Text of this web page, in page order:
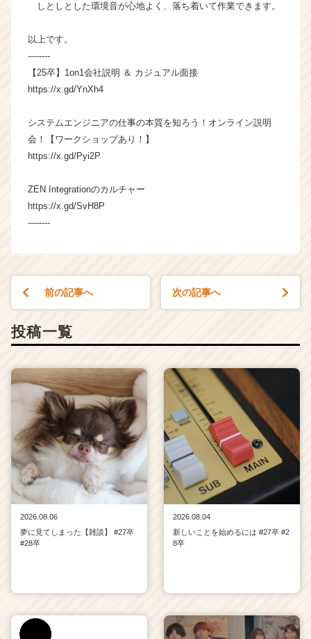
ス
が
活
サ
ア
（C
e
C
r
e
e
r）
しとしとした環境音が心地よく、落ち着いて作業できます。
以上です。
--------
【25卒】1on1会社説明 ＆ カジュアル面接
https://x.gd/YnXh4
システムエンジニアの仕事の本質を知ろう！オンライン説明
会！【ワークショップあり！】
https://x.gd/Pyi2P
ZEN Integrationのカルチャー
https://x.gd/SvH8P
--------
前の記事へ 次の記事へ
投稿一覧
2026.08.06
夢に見てしまった【雑談】 #27卒
#28卒
2026.08.04
新しいことを始めるには #27卒 #2
8卒